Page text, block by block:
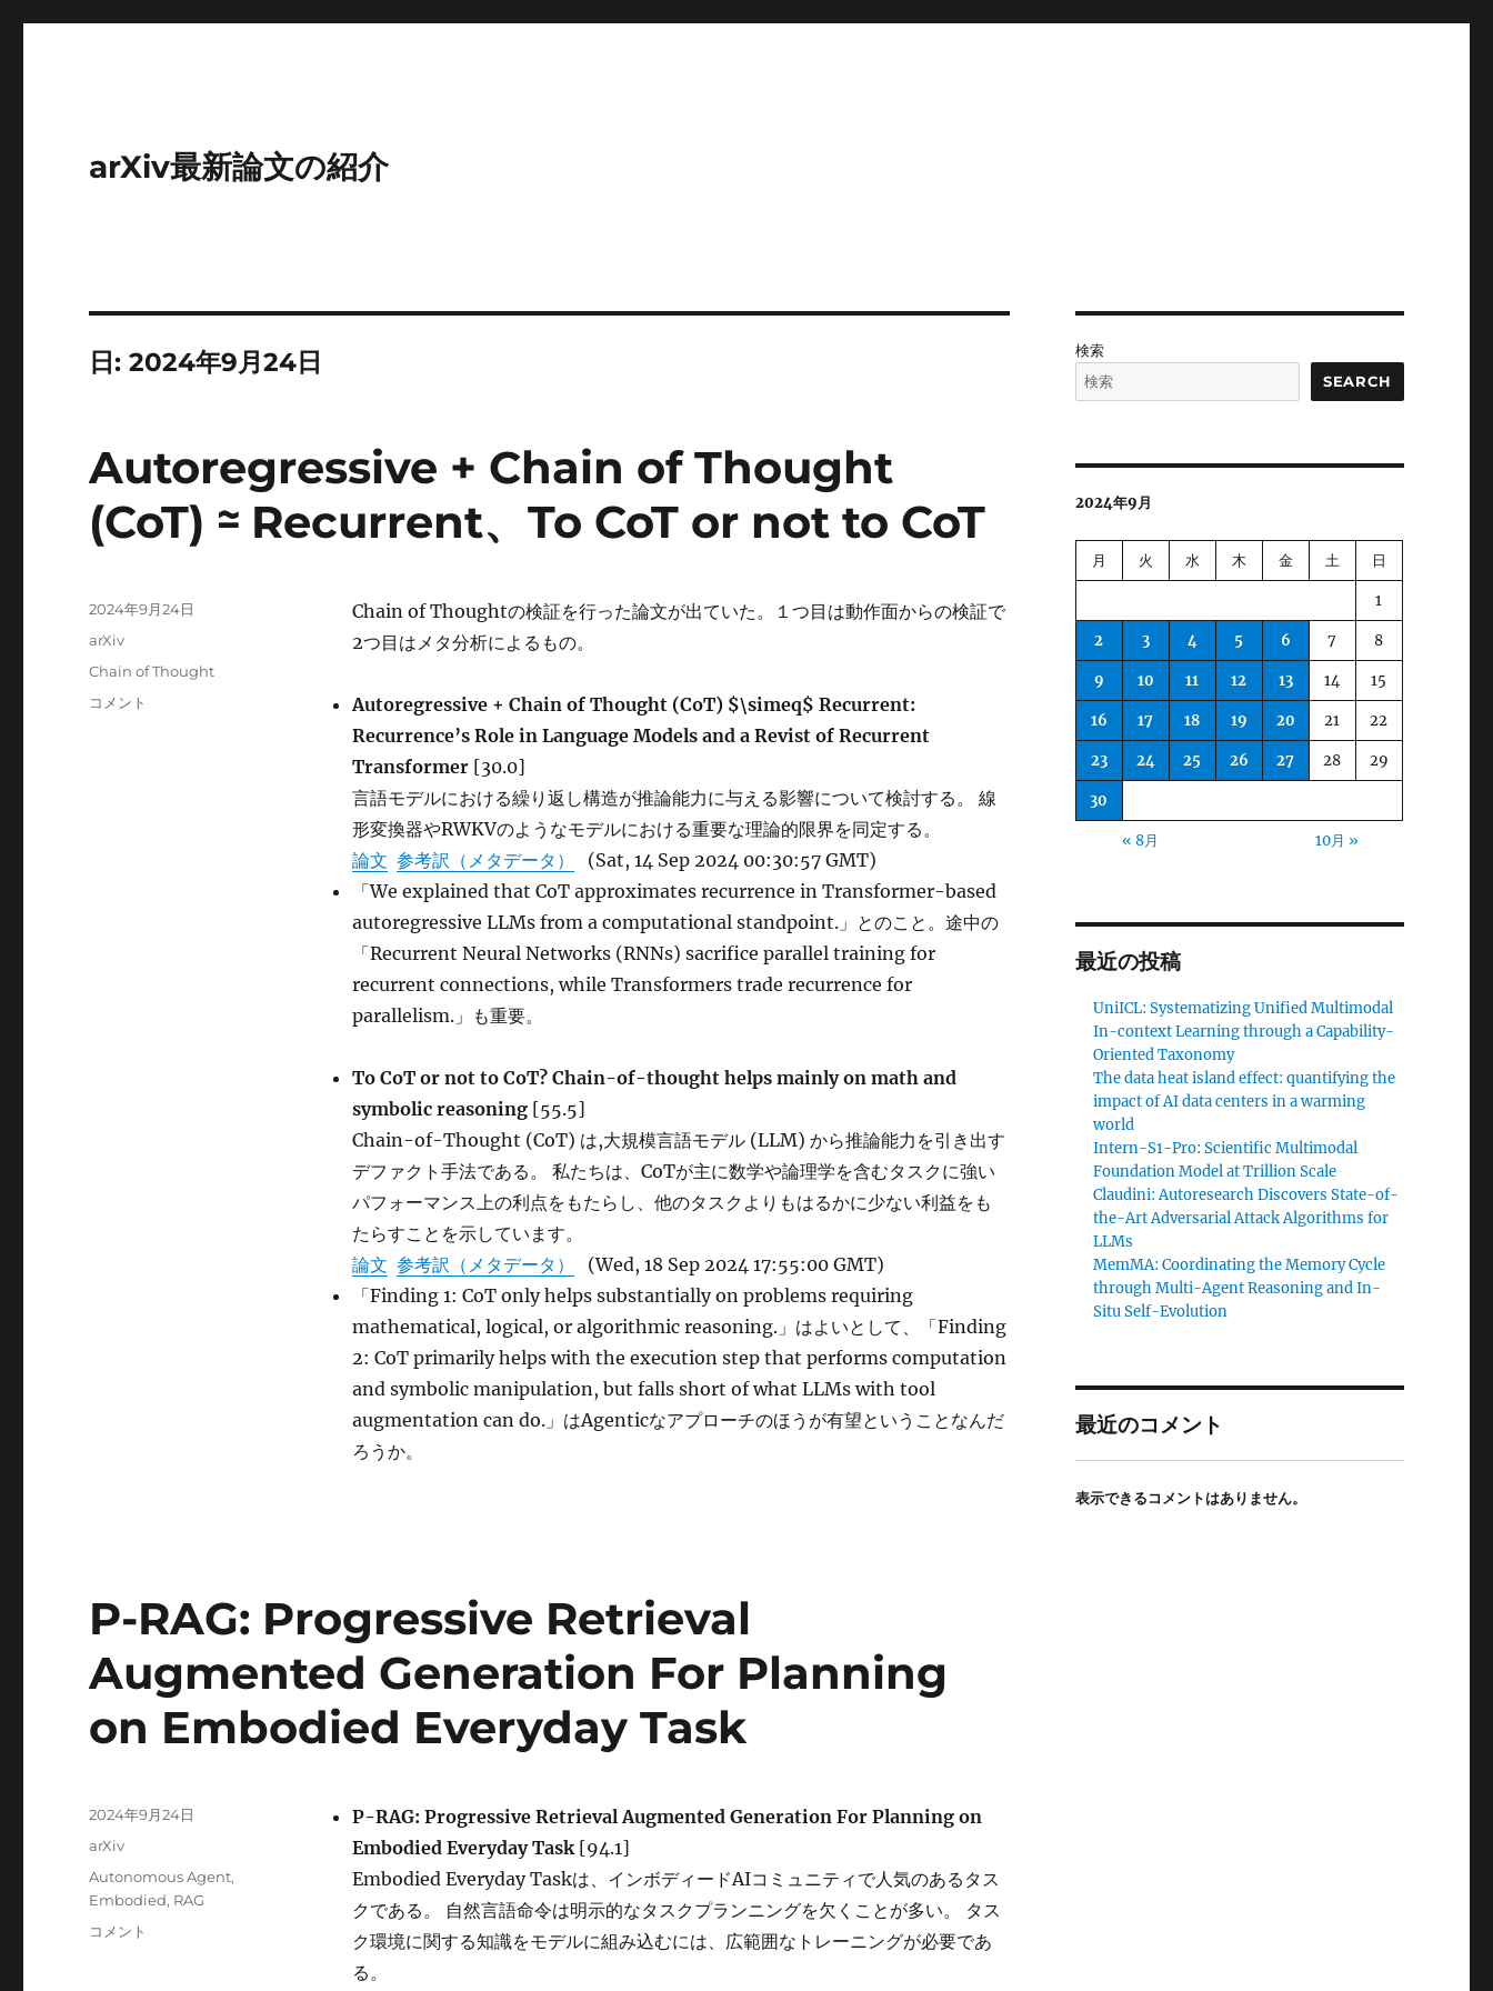
arXiv最新論文の紹介
日:2024年9月24日
Autoregressive + Chain of Thought
(CoT) ≃ Recurrent、To CoT or not to CoT
Chain of Thoughtの検証を行った論文が出ていた。１つ目は動作面からの検証で
2つ目はメタ分析によるもの。
Autoregressive + Chain of Thought (CoT) $\simeq$ Recurrent:
Recurrence’s Role in Language Models and a Revist of Recurrent
Transformer [30.0]
言語モデルにおける繰り返し構造が推論能力に与える影響について検討する。 線
形変換器やRWKVのようなモデルにおける重要な理論的限界を同定する。
論文 参考訳（メタデータ）
(Sat, 14 Sep 2024 00:30:57 GMT)
「We explained that CoT approximates recurrence in Transformer-based
autoregressive LLMs from a computational standpoint.」とのこと。途中の
「Recurrent Neural Networks (RNNs) sacrifice parallel training for
recurrent connections, while Transformers trade recurrence for
parallelism.」も重要。
To CoT or not to CoT? Chain-of-thought helps mainly on math and
symbolic reasoning [55.5]
Chain-of-Thought (CoT) は,大規模言語モデル (LLM) から推論能力を引き出す
デファクト手法である。 私たちは、CoTが主に数学や論理学を含むタスクに強い
パフォーマンス上の利点をもたらし、他のタスクよりもはるかに少ない利益をも
たらすことを示しています。
論文 参考訳（メタデータ）
(Wed, 18 Sep 2024 17:55:00 GMT)
「Finding 1: CoT only helps substantially on problems requiring
mathematical, logical, or algorithmic reasoning.」はよいとして、「Finding
2: CoT primarily helps with the execution step that performs computation
and symbolic manipulation, but falls short of what LLMs with tool
augmentation can do.」はAgenticなアプローチのほうが有望ということなんだ
ろうか。
投
2024年9月24日
カ
テ
リ
arXiv
タ
Chain of Thought
Autoregressive
コメント
P-RAG: Progressive Retrieval
Augmented Generation For Planning
on Embodied Everyday Task
P-RAG: Progressive Retrieval Augmented Generation For Planning on
Embodied Everyday Task [94.1]
Embodied Everyday Taskは、インボディードAIコミュニティで人気のあるタス
クである。 自然言語命令は明示的なタスクプランニングを欠くことが多い。 タス
ク環境に関する知識をモデルに組み込むには、広範囲なトレーニングが必要であ
る。
投
2024年9月24日
カ
ー
arXiv
タ
グ
Autonomous Agent,
Embodied, RAG
P-
コメント
検索
SEARCH
2024年9月
月 火 水 木 金 土 日
1
2 3 4 5 6 7 8
9 10 11 12 13 14 15
16 17 18 19 20 21 22
23 24 25 26 27 28 29
30
« 8月 10月 »
最近の投稿
UniICL: Systematizing Unified Multimodal
In-context Learning through a Capability-
Oriented Taxonomy
The data heat island effect: quantifying the
impact of AI data centers in a warming
world
Intern-S1-Pro: Scientific Multimodal
Foundation Model at Trillion Scale
Claudini: Autoresearch Discovers State-of-
the-Art Adversarial Attack Algorithms for
LLMs
MemMA: Coordinating the Memory Cycle
through Multi-Agent Reasoning and In-
Situ Self-Evolution
最近のコメント
表示できるコメントはありません。